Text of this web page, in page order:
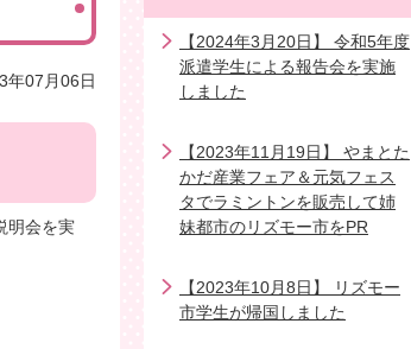
年07月06日
明会を実
【2024年3月20日】 令和5年度
派遣学生による報告会を実施
しました
【2023年11月19日】 やまとた
かだ産業フェア＆元気フェス
タでラミントンを販売して姉
妹都市のリズモー市をPR
【2023年10月8日】 リズモー
市学生が帰国しました